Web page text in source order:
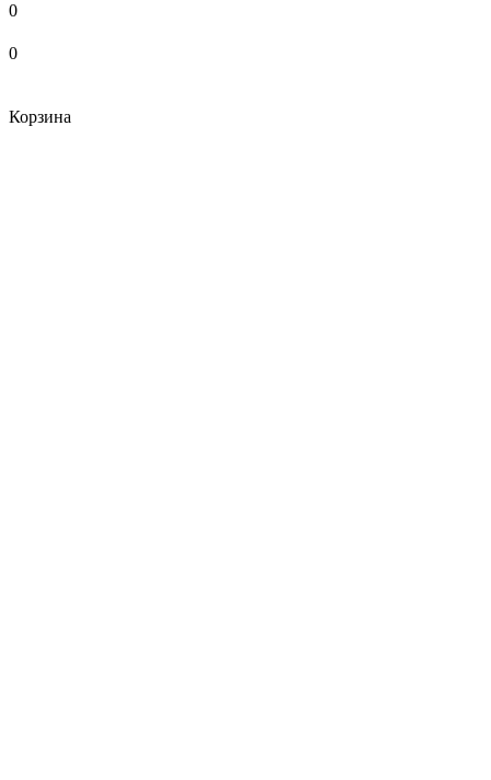
0
0
Корзина